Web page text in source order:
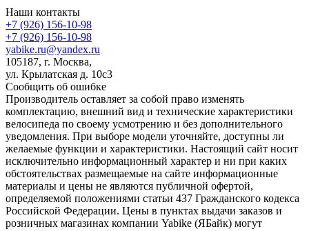
Наши контакты
+7 (926) 156-10-98
+7 (926) 156-10-98
yabike.ru@yandex.ru
105187, г. Москва,
ул. Крылатская д. 10с3
Сообщить об ошибке
Производитель оставляет за собой право изменять
комплектацию, внешний вид и технические характеристики
велосипеда по своему усмотрению и без дополнительного
уведомления. При выборе модели уточняйте, доступны ли
желаемые функции и характеристики. Настоящий сайт носит
исключительно информационный характер и ни при каких
обстоятельствах размещаемые на сайте информационные
материалы и цены не являются публичной офертой,
определяемой положениями статьи 437 Гражданского кодекса
Российской Федерации. Цены в пунктах выдачи заказов и
розничных магазинах компании Yabike (ЯБайк) могут